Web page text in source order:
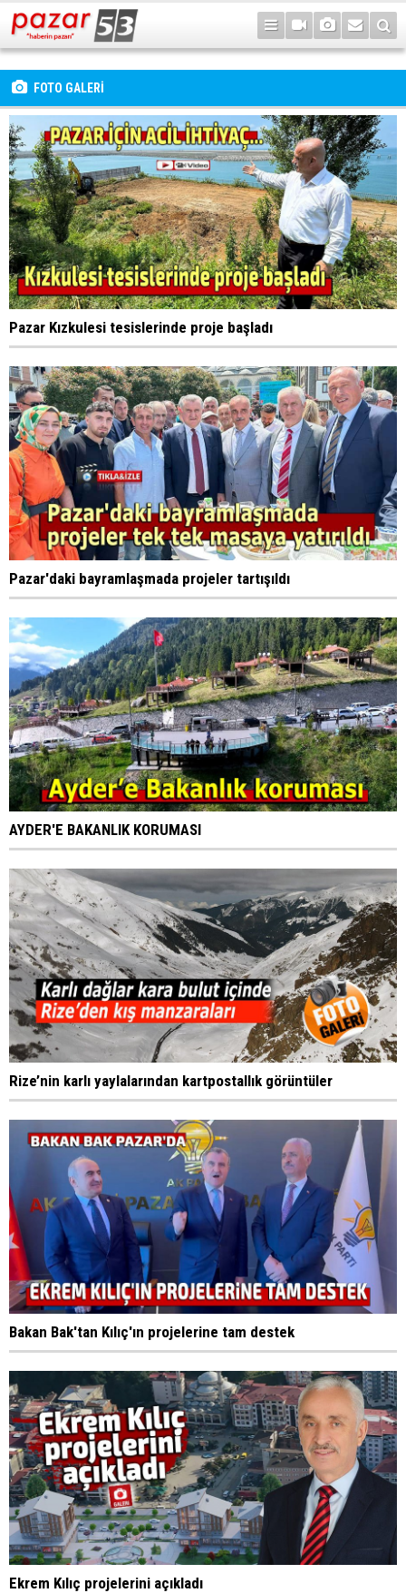
FOTO GALERİ
Pazar Kızkulesi tesislerinde proje başladı
Pazar'daki bayramlaşmada projeler tartışıldı
AYDER'E BAKANLIK KORUMASI
Rize’nin karlı yaylalarından kartpostallık görüntüler
Bakan Bak'tan Kılıç'ın projelerine tam destek
Ekrem Kılıç projelerini açıkladı